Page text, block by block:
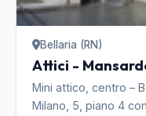
Bellaria (RN)
Attici -
Mini attico, centro – Bellaria Igea Marina (RN), via
Milano, 5, piano 4 con ascensore, ingresso, cucinotto,